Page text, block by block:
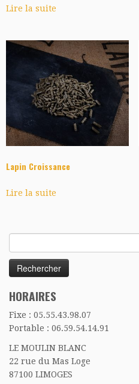
Lire la suite
Lapin Croissance
Lire la suite
HORAIRES
Fixe : 05.55.43.98.07
Portable : 06.59.54.14.91
LE MOULIN BLANC
22 rue du Mas Loge
87100 LIMOGES